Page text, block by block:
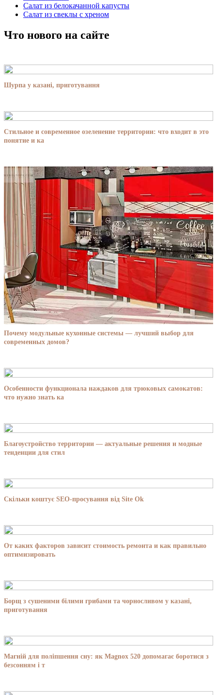
Салат из белокачанной капусты
Салат из свеклы с хреном
Что нового на сайте
Шурпа у казані, приготування
Стильное и современное озеленение территории: что входит в это
понятие и ка
Почему модульные кухонные системы — лучший выбор для
современных домов?
Особенности функционала наждаков для трюковых самокатов:
что нужно знать ка
Благоустройство территории — актуальные решения и модные
тенденции для стил
Скільки коштує SEO-просування від Site Ok
От каких факторов зависит стоимость ремонта и как правильно
оптимизировать
Борщ з сушеними білими грибами та чорносливом у казані,
приготування
Магній для поліпшення сну: як Magnox 520 допомагає боротися з
безсонням і т